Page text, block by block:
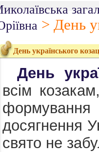
> День
День українського
День
всім
досягнення
свято не